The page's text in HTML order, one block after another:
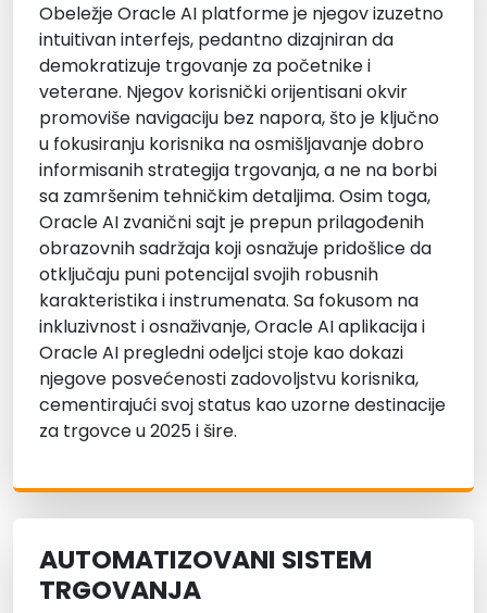
Obeležje Oracle AI platforme je njegov izuzetno
intuitivan interfejs, pedantno dizajniran da
demokratizuje trgovanje za početnike i
veterane. Njegov korisnički orijentisani okvir
promoviše navigaciju bez napora, što je ključno
u fokusiranju korisnika na osmišljavanje dobro
informisanih strategija trgovanja, a ne na borbi
sa zamršenim tehničkim detaljima. Osim toga,
Oracle AI zvanični sajt je prepun prilagođenih
obrazovnih sadržaja koji osnažuje pridošlice da
otključaju puni potencijal svojih robusnih
karakteristika i instrumenata. Sa fokusom na
inkluzivnost i osnaživanje, Oracle AI aplikacija i
Oracle AI pregledni odeljci stoje kao dokazi
njegove posvećenosti zadovoljstvu korisnika,
cementirajući svoj status kao uzorne destinacije
za trgovce u 2025 i šire.
AUTOMATIZOVANI SISTEM
TRGOVANJA